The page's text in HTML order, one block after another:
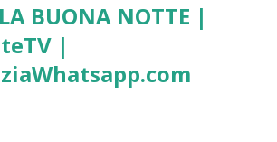
BUONA NOTTE |
|